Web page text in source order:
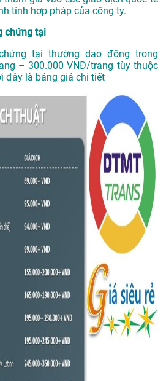
tính hợp pháp của công ty.
chứng tại
tại thường dao động trong
– 300.000 VNĐ/trang tùy thuộc
đây là bảng giá chi tiết